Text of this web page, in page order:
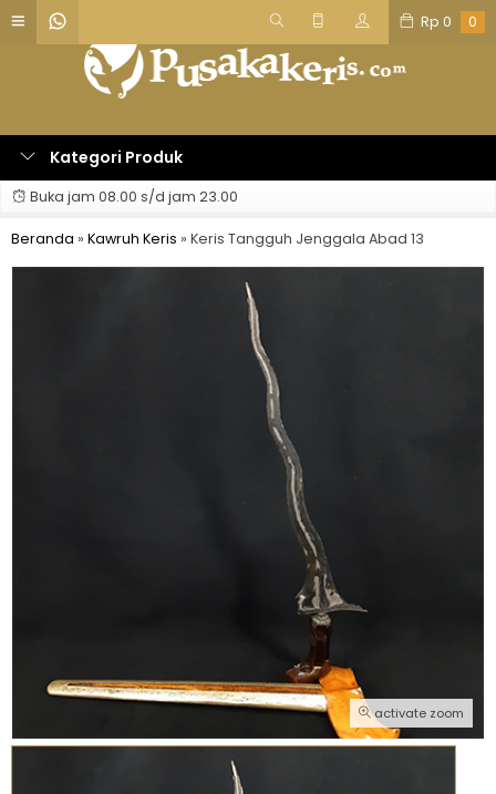
Rp 0 0
Kategori Produk
Buka jam 08.00 s/d jam 23.00
Beranda » Kawruh Keris » Keris Tangguh Jenggala Abad 13
activate zoom